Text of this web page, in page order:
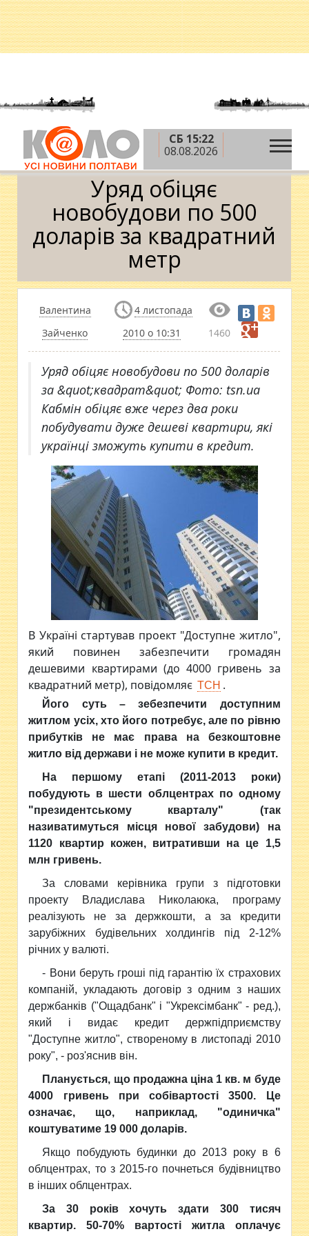
СБ 15:22
08.08.2026
Головна » Новини » Гроші »Уряд обіцяє
новобудови по 500 доларів за квадратний метр
Уряд обіцяє
новобудови по 500
доларів за квадратний
метр
Валентина
Зайченко
4 листопада
2010 о 10:31
1460
Уряд обіцяє новобудови по 500 доларів
за &quot;квадрат&quot; Фото: tsn.ua
Кабмін обіцяє вже через два роки
побудувати дуже дешеві квартири, які
українці зможуть купити в кредит.
В Україні стартував проект "Доступне житло",
який повинен забезпечити громадян
дешевими квартирами (до 4000 гривень за
квадратний метр), повідомляє ТСН .
Його суть – зебезпечити доступним
житлом усіх, хто його потребує, але по рівню
прибутків не має права на безкоштовне
житло від держави і не може купити в кредит.
На першому етапі (2011-2013 роки)
побудують в шести облцентрах по одному
"президентському кварталу" (так
називатимуться місця нової забудови) на
1120 квартир кожен, витративши на це 1,5
млн гривень.
За словами керівника групи з підготовки
проекту Владислава Николаюка, програму
реалізують не за держкошти, а за кредити
зарубіжних будівельних холдингів під 2-12%
річних у валюті.
- Вони беруть гроші під гарантію їх страхових
компаній, укладають договір з одним з наших
держбанків ("Ощадбанк" і "Укрексімбанк" - ред.),
який і видає кредит держпідприємству
"Доступне житло", створеному в листопаді 2010
року", - роз'яснив він.
Планується, що продажна ціна 1 кв. м буде
4000 гривень при собівартості 3500. Це
означає, що, наприклад, "одиничка"
коштуватиме 19 000 доларів.
Якщо побудують будинки до 2013 року в 6
облцентрах, то з 2015-го почнеться будівництво
в інших облцентрах.
За 30 років хочуть здати 300 тисяч
квартир. 50-70% вартості житла оплачує